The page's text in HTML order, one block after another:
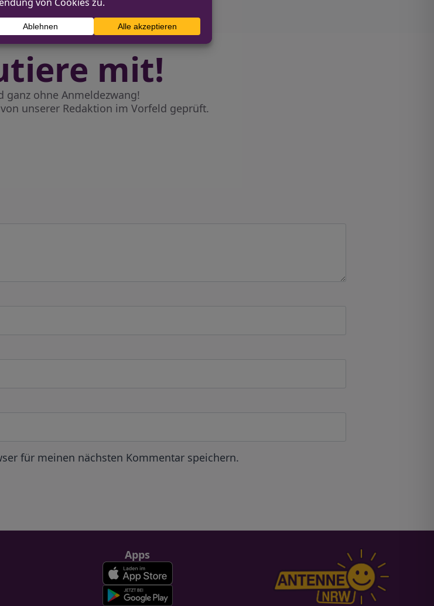
mit!
ganz ohne Anmeldezwang!
unserer Redaktion im Vorfeld geprüft.
für meinen nächsten Kommentar speichern.
Apps